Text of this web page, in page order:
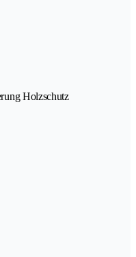
Holzschutz